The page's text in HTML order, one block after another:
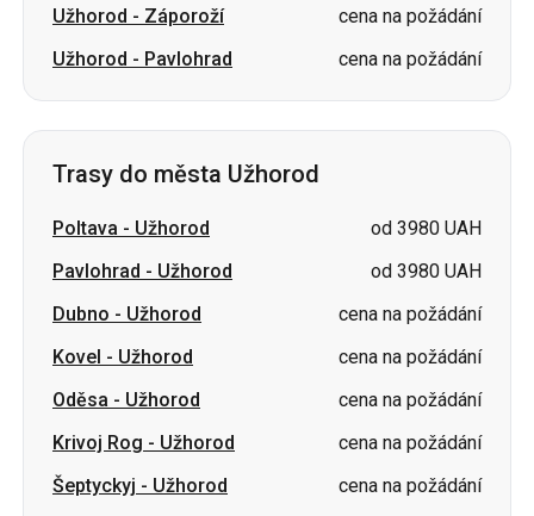
Užhorod - Záporoží
cena na požádání
Užhorod - Pavlohrad cena na požádání
Trasy do města Užhorod
Poltava - Užhorod
od 3980 UAH
Pavlohrad - Užhorod
od 3980 UAH
Dubno - Užhorod
cena na požádání
Kovel - Užhorod
cena na požádání
Oděsa - Užhorod
cena na požádání
Krivoj Rog - Užhorod
cena na požádání
Šeptyckyj - Užhorod
cena na požádání